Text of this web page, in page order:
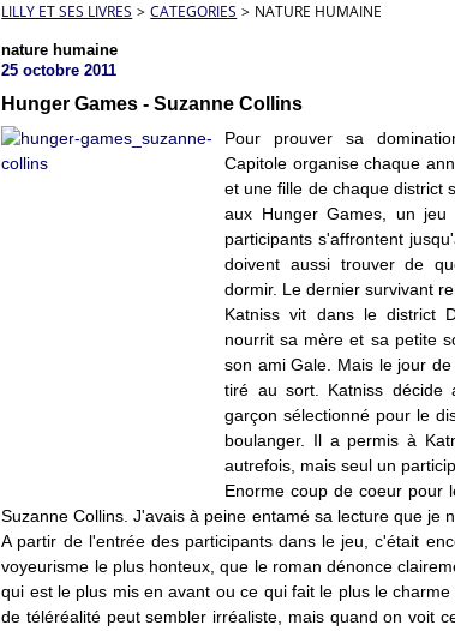
LILLY ET SES LIVRES > CATEGORIES > NATURE HUMAINE
nature humaine
25 octobre 2011
Hunger Games - Suzanne Collins
Pour prouver sa
Capitole organise chaque
et une fille de chaque district
aux Hunger Games, un
participants s'affrontent
doivent aussi trouver de
dormir. Le dernier survivant
Katniss vit dans le district
nourrit sa mère et sa petite
son ami Gale. Mais le jour
tiré au sort. Katniss décide
garçon sélectionné pour le
boulanger. Il a permis à
autrefois, mais seul un
Enorme coup de coeur pour
Suzanne Collins. J'avais à peine entamé sa lecture que je
A partir de l'entrée des participants dans le jeu, c'était
voyeurisme le plus honteux, que le roman dénonce
qui est le plus mis en avant ou ce qui fait le plus le
de téléréalité peut sembler irréaliste, mais quand on voit